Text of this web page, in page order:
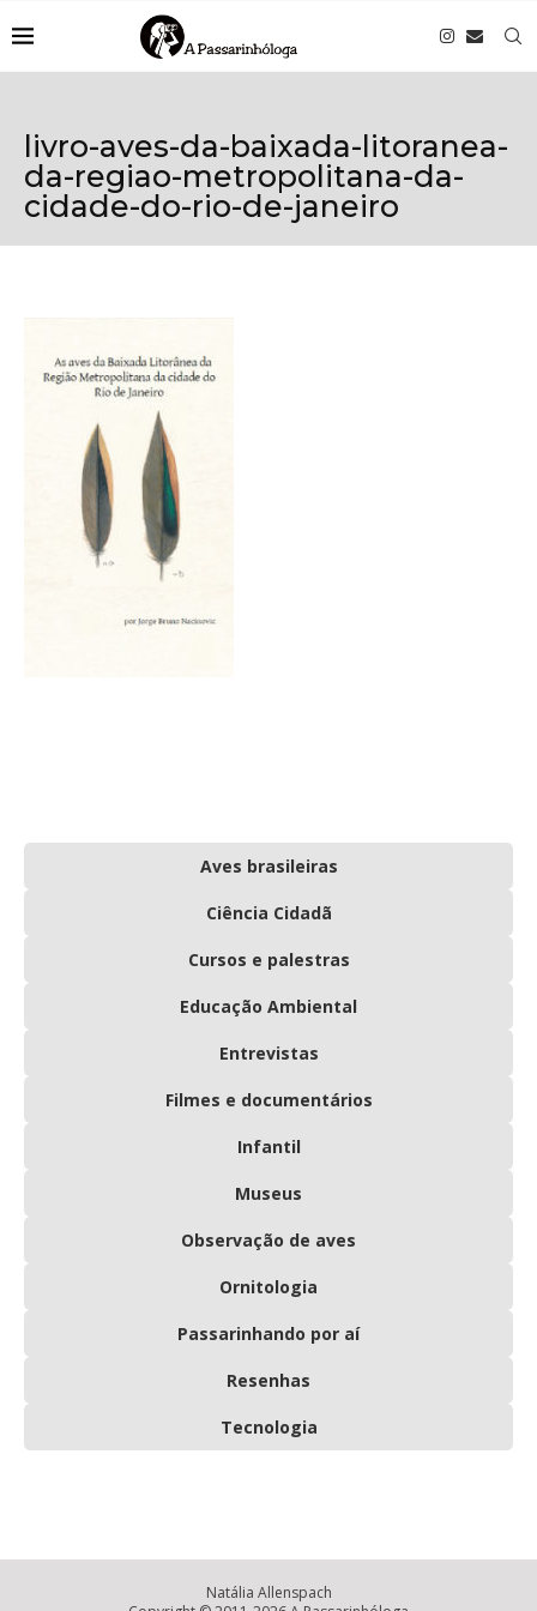
livro-aves-da-baixada-litoranea-
da-regiao-metropolitana-da-
cidade-do-rio-de-janeiro
Aves brasileiras
Ciência Cidadã
Cursos e palestras
Educação Ambiental
Entrevistas
Filmes e documentários
Infantil
Museus
Observação de aves
Ornitologia
Passarinhando por aí
Resenhas
Tecnologia
Natália Allenspach